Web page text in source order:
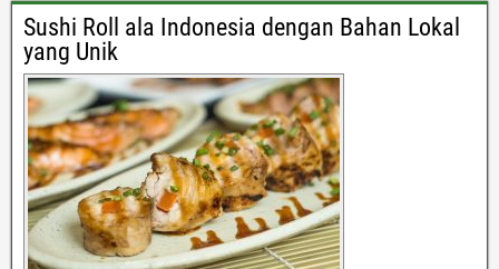
Sushi Roll ala Indonesia dengan Bahan Lokal
yang Unik